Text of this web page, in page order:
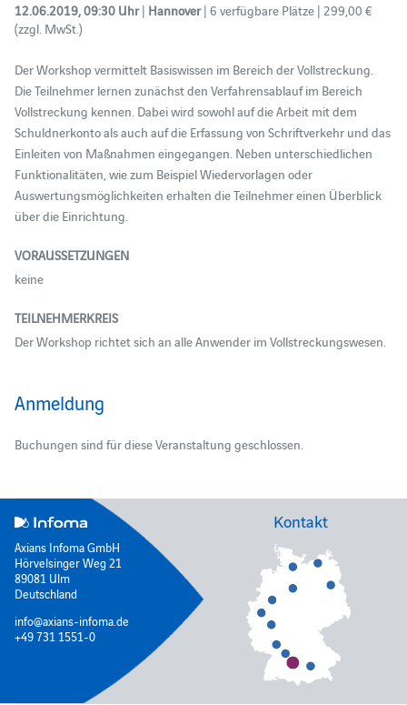
12.06.2019, 09:30 Uhr| Hannover| 6 verfügbare Plätze | 299,00 €
(zzgl. MwSt.)
Der Workshop vermittelt Basiswissen im Bereich der Vollstreckung.
Die Teilnehmer lernen zunächst den Verfahrensablauf im Bereich
Vollstreckung kennen. Dabei wird sowohl auf die Arbeit mit dem
Schuldnerkonto als auch auf die Erfassung von Schriftverkehr und das
Einleiten von Maßnahmen eingegangen. Neben unterschiedlichen
Funktionalitäten, wie zum Beispiel Wiedervorlagen oder
Auswertungsmöglichkeiten erhalten die Teilnehmer einen Überblick
über die Einrichtung.
VORAUSSETZUNGEN
keine
TEILNEHMERKREIS
Der Workshop richtet sich an alle Anwender im Vollstreckungswesen.
Anmeldung
Buchungen sind für diese Veranstaltung geschlossen.
Axians Infoma GmbH
Hörvelsinger Weg 21
89081 Ulm
Deutschland
info@axians-infoma.de
+49 731 1551-0
Kontakt